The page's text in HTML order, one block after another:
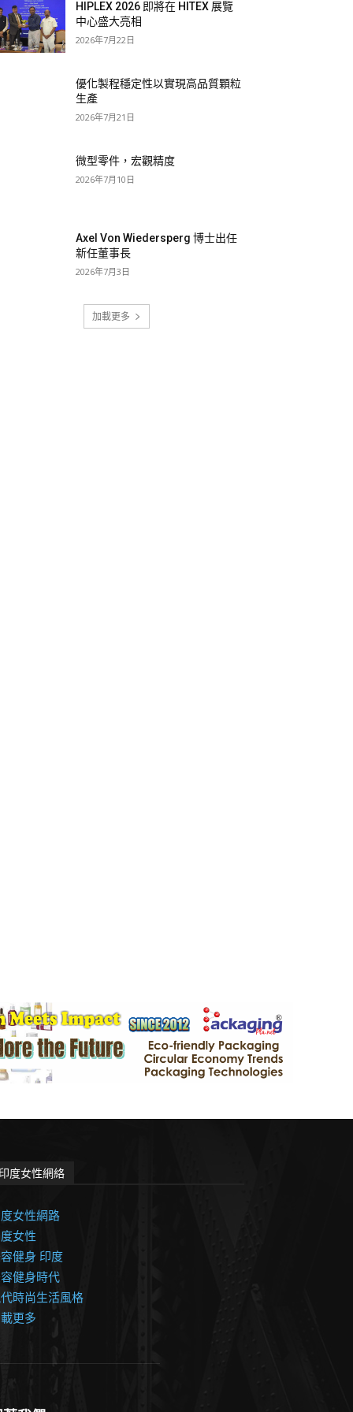
HIPLEX 2026 即將在 HITEX 展覽
中心盛大亮相
2026年7月22日
優化製程穩定性以實現高品質顆粒
生產
2026年7月21日
微型零件，宏觀精度
2026年7月10日
Axel Von Wiedersperg 博士出任
新任董事長
2026年7月3日
加載更多
度女性網絡
女性網路
女性
健身 印度
健身時代
時尚生活風格
更多